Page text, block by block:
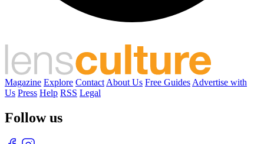
Magazine Explore Contact About Us Free Guides Advertise with
Us Press Help RSS Legal
Follow us